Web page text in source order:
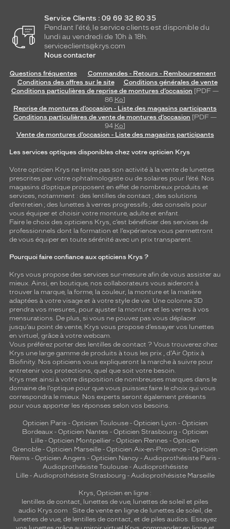
Service Clients : 09 69 32 80 35
Pendant l'été, le service clients est disponible du
lundi au vendredi de 10h à 18h.
serviceclients@krys.com
Nous contacter
Questions fréquentes
Commandes - Retours - Remboursement
Conditions des offres sur le site
Conditions générales de vente
Conditions particulières de reprise de montures d’occasion [PDF —
86 Ko]
Reprise de montures d’occasion - Liste des magasins participants
Conditions particulières de vente de montures d’occasion [PDF —
94 Ko]
Vente de montures d’occasion - Liste des magasins participants
Les services optiques disponibles chez votre opticien Krys
Votre opticien Krys ne limite pas son activité à la vente de lunettes
prescrites par votre ophtalmologiste ou de solaires pour l’été. Nos
magasins d’optique proposent en effet de nombreux produits et
services, notamment : des lentilles de contact ; des solutions
d’entretien ; des lunettes à verres progressifs ; des conseils pour
vous équiper et choisir votre monture, adulte et enfant.
Faire le choix des opticiens Krys, c’est bénéficier des services de
professionnels dont la formation et l’expérience vous permettront
de vous équiper en toute sérénité avec un prix transparent.
Pourquoi faire confiance aux opticiens Krys ?
Krys vous propose des services sur-mesure afin de vous assister au
mieux. Ainsi, en boutique, nos collaborateurs vous aideront à
trouver la marque, la forme, la couleur, la monture et la matière
adaptées à votre visage et à votre style de vie. Une colonne 3D
prendra vos mesures, pour ajuster la monture et les verres à vos
mensurations. De plus, si vous ne pouvez pas vous déplacer
jusqu’au point de vente, Krys vous propose d’essayer vos lunettes
en virtuel, grâce à votre webcam.
Vous préférez porter des lentilles de contact ? Vous trouverez chez
Krys une large gamme de produits à tous les prix , d’Air Optix à
Biofinity. Nos opticiens vous expliqueront la marche à suivre pour
entretenir vos protections, quel que soit votre besoin.
Krys met ainsi à votre disposition de nombreuses marques dans le
domaine de l’optique pour que vous puissiez faire le choix qui vous
correspondra le mieux. Nos experts seront également présents
pour vous apporter les réponses selon vos besoins.
Opticien Paris - Opticien Toulouse- Opticien Lyon - Opticien
Bordeaux- Opticien Nantes - Opticien Strasbourg - Opticien
Lille - Opticien Montpellier - Opticien Rennes - Opticien
Grenoble - Opticien Marseille - Opticien Aix-en-Provence - Opticien
Reims - Opticien Angers - Opticien Nancy - Audioprothésiste Paris -
Audioprothésiste Toulouse- Audioprothésiste
Lille- Audioprothésiste Strasbourg - Audioprothésiste Marseille
Krys, Opticien en ligne :
lentilles de contact, lunettes de vue, lunettes de soleil et piles
audio Krys.com : Site de vente en ligne de lunettes de soleil, de
lunettes de vue, de lentilles de contact, et de piles audios. Essayez